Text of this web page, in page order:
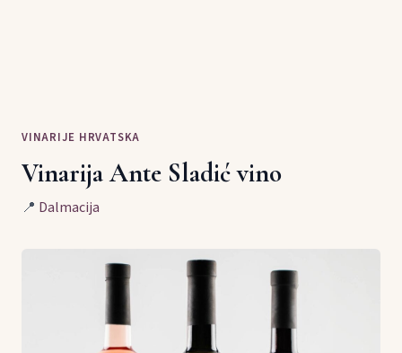
VINARIJE HRVATSKA
Vinarija Ante Sladić vino
📍 Dalmacija